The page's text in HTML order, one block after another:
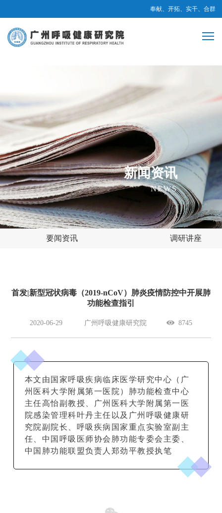
奉献、开拓、实干、合群
新闻资讯
NEWS
要闻资讯 调研讲座
首发|新型冠状病毒（2019-nCoV）肺炎疫情防控中开展肺
功能检查指引
2020-06-29 广州呼吸健康研究院 8745
本文由国家呼吸疾病临床医学研究中心（广
州医科大学附属第一医院）肺功能检查中心
主任高怡副教授、广州医科大学附属第一医
院感染管理科叶丹主任以及广州呼吸健康研
究院副院长、呼吸疾病国家重点实验室副主
任、中国呼吸医师协会肺功能专委会主委、
中国肺功能联盟负责人郑劲平教授执笔